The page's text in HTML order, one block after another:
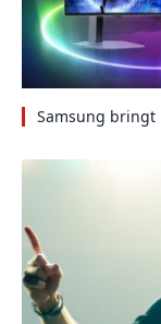
Samsung bringt